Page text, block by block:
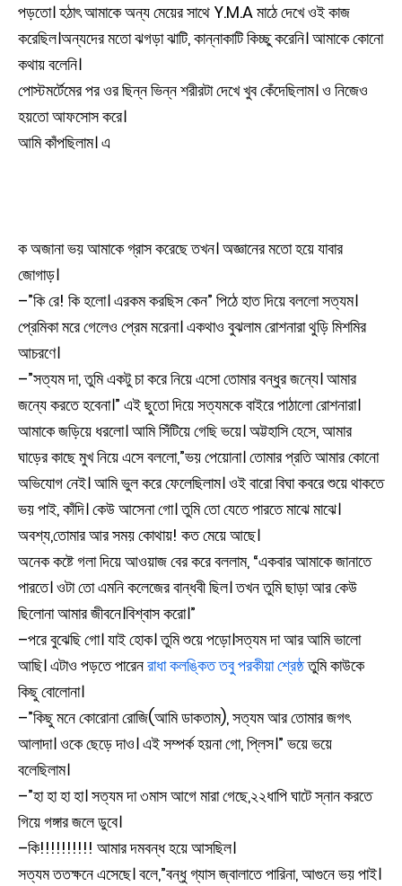
পড়তো। হঠাৎ আমাকে অন্য মেয়ের সাথে Y.M.A মাঠে দেখে ওই কাজ
করেছিল।অন্যদের মতো ঝগড়া ঝাটি, কান্নাকাটি কিচ্ছু করেনি। আমাকে কোনো
কথায় বলেনি।
পোস্টমর্টেমের পর ওর ছিন্ন ভিন্ন শরীরটা দেখে খুব কেঁদেছিলাম। ও নিজেও
হয়তো আফসোস করে।
আমি কাঁপছিলাম। এ
ক অজানা ভয় আমাকে গ্রাস করেছে তখন। অজ্ঞানের মতো হয়ে যাবার
জোগাড়।
–”কি রে! কি হলো। এরকম করছিস কেন” পিঠে হাত দিয়ে বললো সত্যম।
প্রেমিকা মরে গেলেও প্রেম মরেনা। একথাও বুঝলাম রোশনারা থুড়ি মিশমির
আচরণে।
–”সত্যম দা, তুমি একটু চা করে নিয়ে এসো তোমার বন্ধুর জন্যে। আমার
জন্যে করতে হবেনা।” এই ছুতো দিয়ে সত্যমকে বাইরে পাঠালো রোশনারা।
আমাকে জড়িয়ে ধরলো। আমি সিঁটিয়ে গেছি ভয়ে। অট্টহাসি হেসে, আমার
ঘাড়ের কাছে মুখ নিয়ে এসে বললো,”ভয় পেয়োনা। তোমার প্রতি আমার কোনো
অভিযোগ নেই। আমি ভুল করে ফেলেছিলাম। ওই বারো বিঘা কবরে শুয়ে থাকতে
ভয় পাই, কাঁদি। কেউ আসেনা গো। তুমি তো যেতে পারতে মাঝে মাঝে।
অবশ্য,তোমার আর সময় কোথায়! কত মেয়ে আছে।
অনেক কষ্টে গলা দিয়ে আওয়াজ বের করে বললাম, “একবার আমাকে জানাতে
পারতে। ওটা তো এমনি কলেজের বান্ধবী ছিল। তখন তুমি ছাড়া আর কেউ
ছিলোনা আমার জীবনে।বিশ্বাস করো।”
–পরে বুঝেছি গো। যাই হোক। তুমি শুয়ে পড়ো।সত্যম দা আর আমি ভালো
আছি। এটাও পড়তে পারেনরাধা কলঙ্কিত তবু পরকীয়া শ্রেষ্ঠতুমি কাউকে
কিছু বোলোনা।
–”কিছু মনে কোরোনা রোজি(আমি ডাকতাম), সত্যম আর তোমার জগৎ
আলাদা। ওকে ছেড়ে দাও। এই সম্পর্ক হয়না গো, প্লিস।” ভয়ে ভয়ে
বলেছিলাম।
–”হা হা হা হা। সত্যম দা ৩মাস আগে মারা গেছে,২২ধাপি ঘাটে স্নান করতে
গিয়ে গঙ্গার জলে ডুবে।
–কি!!!!!!!!!! আমার দমবন্ধ হয়ে আসছিল।
সত্যম ততক্ষনে এসেছে। বলে,”বন্ধু গ্যাস জ্বালাতে পারিনা, আগুনে ভয় পাই।